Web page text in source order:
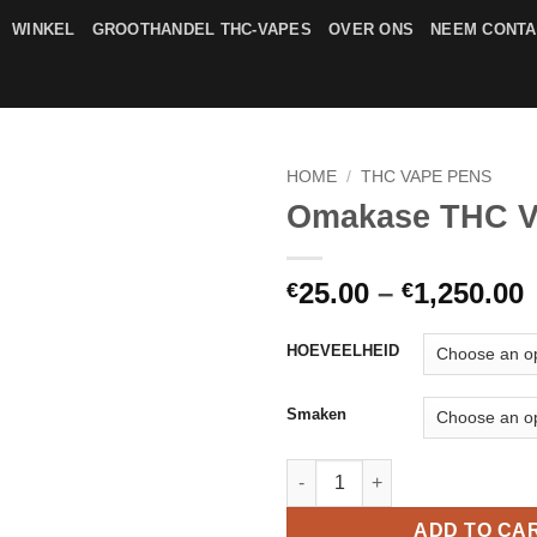
WINKEL GROOTHANDEL THC-VAPES OVER ONS NEEM
HOME / THC VAPE PENS
Omakase THC
€25.00 – €1,250.00
HOEVEELHEID
Smaken
Omakase THC Vape quantity
ADD TO